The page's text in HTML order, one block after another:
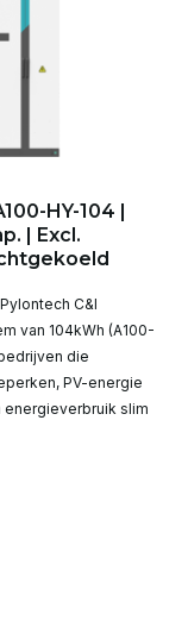
HY-104 |
| Excl.
C&I
van 104kWh (A100-
die
PV-energie
energieverbruik slim